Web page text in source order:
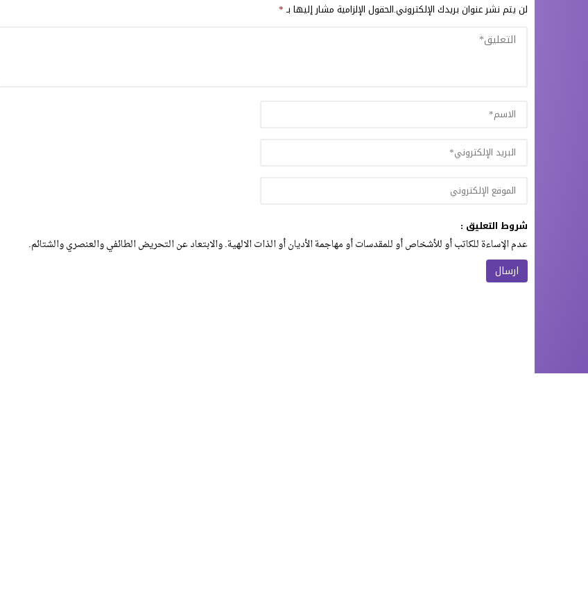
لن يتم نشر عنوان بريدك الإلكتروني.الحقول الإلزامية مشار إليها بـ*
شروط التعليق :
عدم الإساءة للكاتب أو للأشخاص أو للمقدسات أو مهاجمة الأديان أو الذات الالهية. والابتعاد عن التحريض الطائفي والعنصري والشتائم.